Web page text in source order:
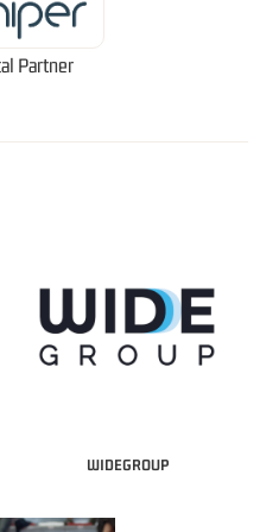
Partner
WIDEGROUP